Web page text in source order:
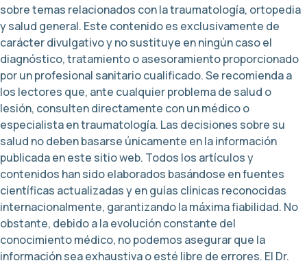
sobre temas relacionados con la traumatología, ortopedia
y salud general. Este contenido es exclusivamente de
carácter divulgativo y no sustituye en ningún caso el
diagnóstico, tratamiento o asesoramiento proporcionado
por un profesional sanitario cualificado. Se recomienda a
los lectores que, ante cualquier problema de salud o
lesión, consulten directamente con un médico o
especialista en traumatología. Las decisiones sobre su
salud no deben basarse únicamente en la información
publicada en este sitio web. Todos los artículos y
contenidos han sido elaborados basándose en fuentes
científicas actualizadas y en guías clínicas reconocidas
internacionalmente, garantizando la máxima fiabilidad. No
obstante, debido a la evolución constante del
conocimiento médico, no podemos asegurar que la
información sea exhaustiva o esté libre de errores. El Dr.